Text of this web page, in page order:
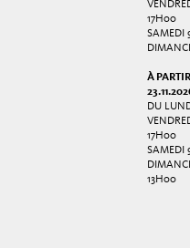
17H00
SAMEDI
À
DU
17H00
SAMEDI
13H00